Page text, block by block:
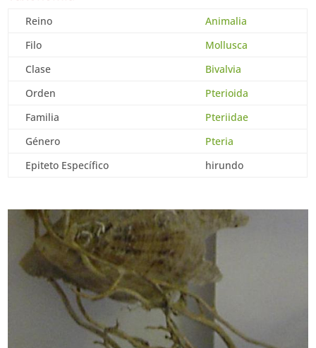
Reino
Animalia
Filo
Mollusca
Clase
Bivalvia
Orden
Pterioida
Familia
Pteriidae
Género
Pteria
Epiteto Específico
hirundo